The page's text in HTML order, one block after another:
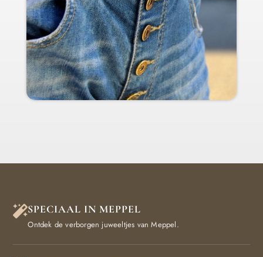
SPECIAAL IN MEPPEL
Ontdek de verborgen juweeltjes van Meppel.